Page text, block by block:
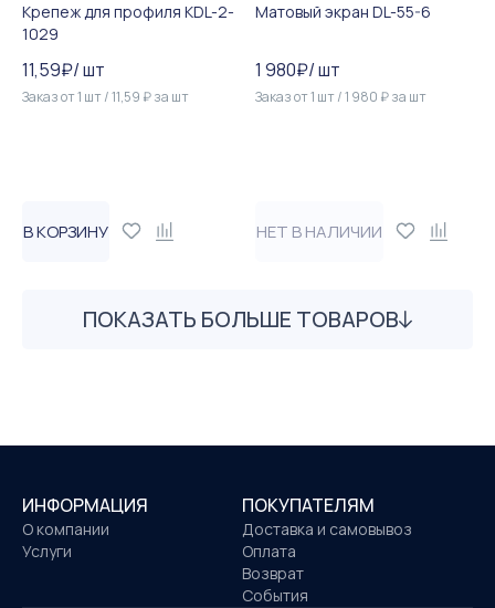
Крепеж для профиля KDL-2-
1029
11,59₽/шт
Заказ от1 шт/11,59 ₽за шт
В КОРЗИНУ
Матовый экран DL-55-6
1 980₽/шт
Заказ от1 шт/1 980 ₽за шт
НЕТ В НАЛИЧИИ
ПОКАЗАТЬ БОЛЬШЕ ТОВАРОВ
ИНФОРМАЦИЯ
О компании
Услуги
ПОКУПАТЕЛЯМ
Доставка и самовывоз
Оплата
Возврат
События